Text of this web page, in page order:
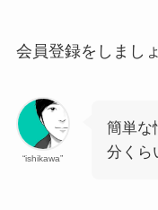
会員登録をしましょ
“ishikawa”
簡単な
分くら